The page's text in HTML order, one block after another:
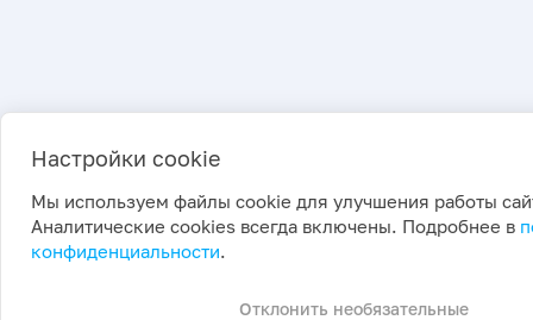
Настройки cookie
Мы используем файлы cookie для улучшения работы
Аналитические cookies всегда включены. Подробнее в
конфиденциальности.
Отклонить необязательные